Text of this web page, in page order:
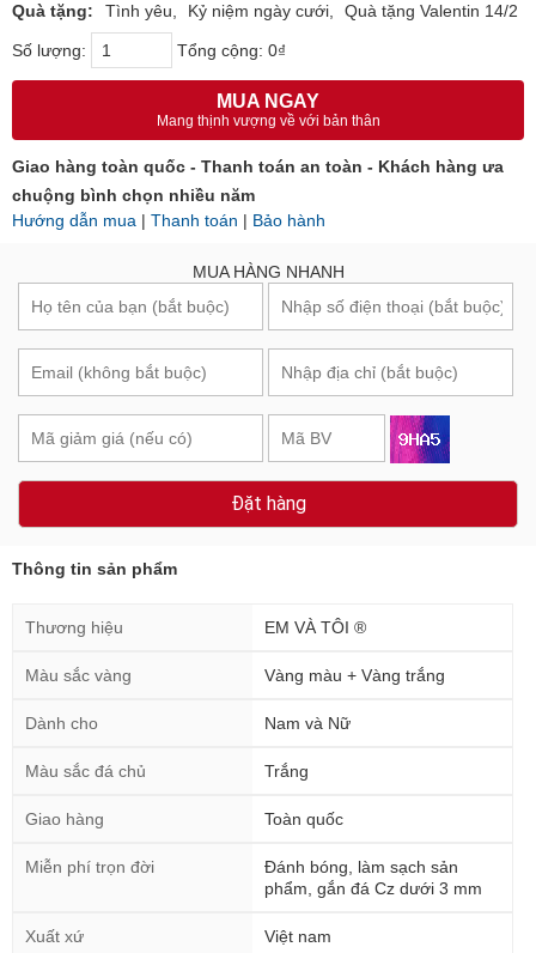
Quà tặng:
Tình yêu Kỷ niệm ngày cưới Quà tặng Valentin 14/2
Số lượng: Tổng cộng: 0₫
MUA NGAY
Mang thịnh vượng về với bản thân
Giao hàng toàn quốc - Thanh toán an toàn - Khách hàng ưa
chuộng bình chọn nhiều năm
Hướng dẫn mua | Thanh toán | Bảo hành
MUA HÀNG NHANH
Đặt hàng
Thông tin sản phẩm
Thương hiệu EM VÀ TÔI ®
Màu sắc vàng Vàng màu + Vàng trắng
Dành cho Nam và Nữ
Màu sắc đá chủ Trắng
Giao hàng Toàn quốc
Miễn phí trọn đời
Đánh bóng, làm sạch sản
phẩm, gắn đá Cz dưới 3 mm
Xuất xứ Việt nam